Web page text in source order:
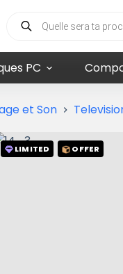
PC
et Son
LIMITED OFFER